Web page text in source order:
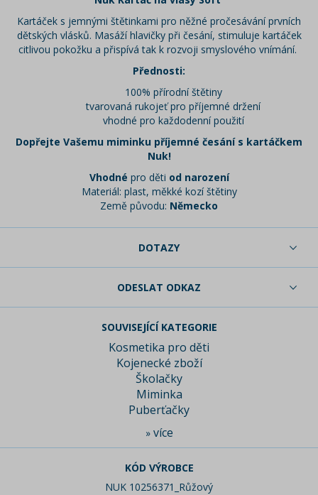
Kartáček s jemnými štětinkami pro něžné pročesávání prvních
dětských vlásků. Masáží hlavičky při česání, stimuluje kartáček
citlivou pokožku a přispívá tak k rozvoji smyslového vnímání.
Přednosti:
100% přírodní štětiny
tvarovaná rukojeť pro příjemné držení
vhodné pro každodenní použití
Dopřejte Vašemu miminku příjemné česání s kartáčkem
Nuk!
Vhodné pro děti od narození
Materiál: plast, měkké kozí štětiny
Země původu: Německo
DOTAZY
ODESLAT ODKAZ
SOUVISEJÍCÍ KATEGORIE
Kosmetika pro děti
Kojenecké zboží
Školačky
Miminka
Puberťačky
» více
KÓD VÝROBCE
NUK 10256371_Růžový